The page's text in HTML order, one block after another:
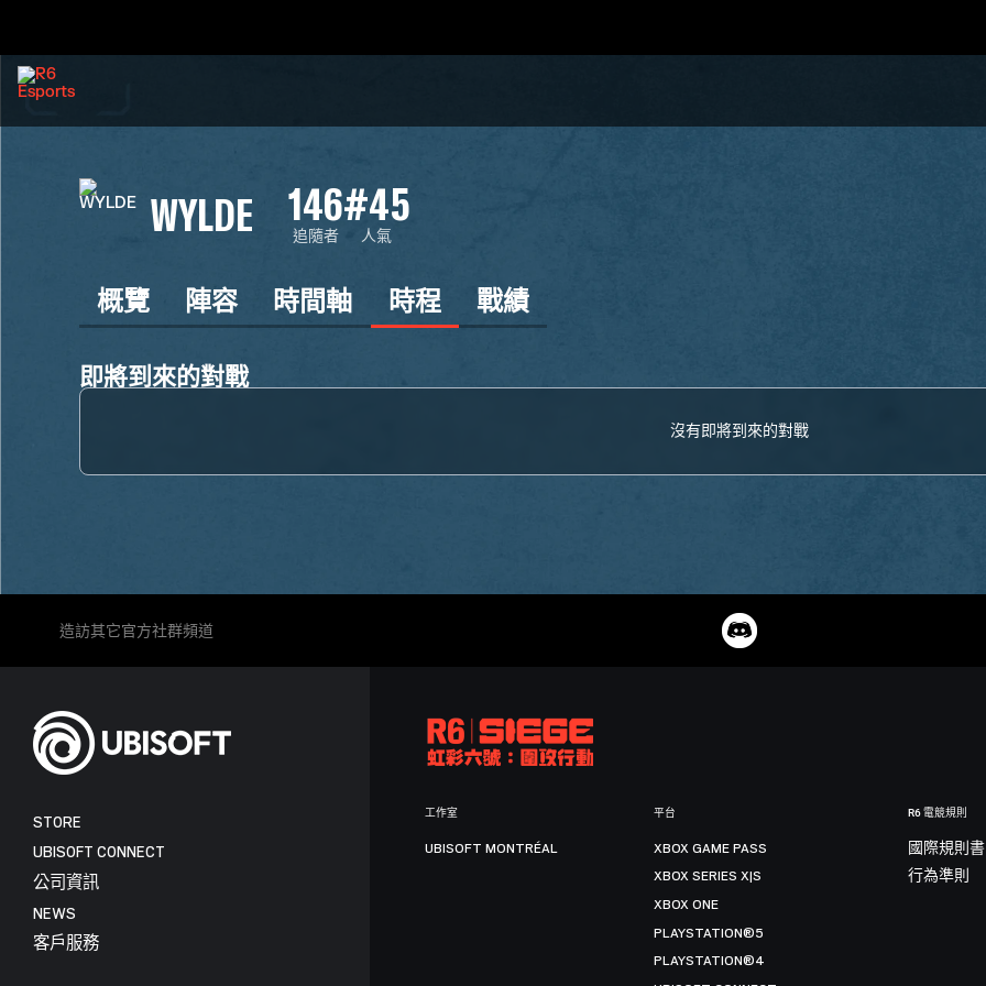
WYLDE 146
追隨者
#45
人氣
概覽 陣容 時間軸 時程 戰績
即將到來的對戰
沒有即將到來的對戰
造訪其它官方社群頻道
STORE
UBISOFT CONNECT
公司資訊
NEWS
客戶服務
工作室
UBISOFT MONTRÉAL
平台
XBOX GAME PASS
XBOX SERIES X|S
XBOX ONE
PLAYSTATION®5
PLAYSTATION®4
R6 電競規則
國際規則書
行為準則